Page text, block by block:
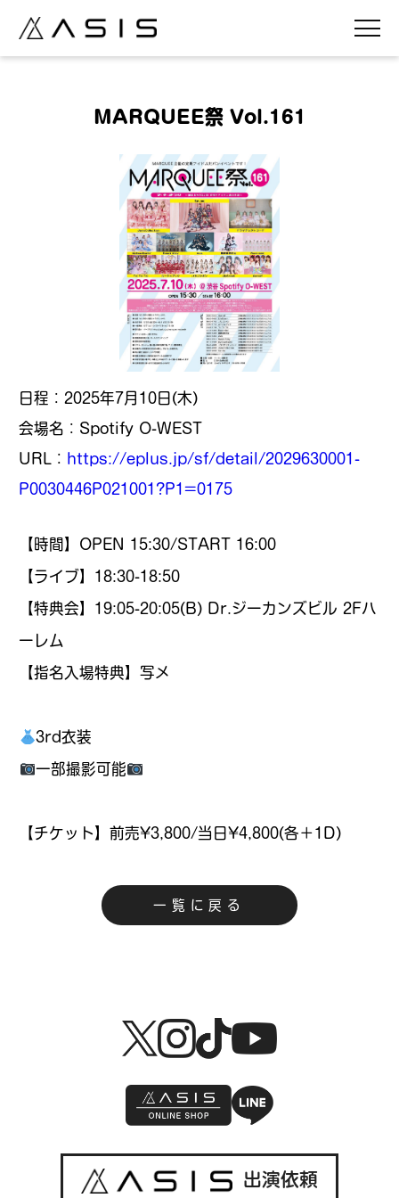
MARQUEE祭 Vol.161
日程：2025年7月10日(木)
会場名：Spotify O-WEST
URL： https://eplus.jp/sf/detail/2029630001-
P0030446P021001?P1=0175
【時間】OPEN 15:30/START 16:00
【ライブ】18:30-18:50
【特典会】19:05-20:05(B) Dr.ジーカンズビル 2Fハ
ーレム
【指名入場特典】写メ
3rd衣装
一部撮影可能
【チケット】前売¥3,800/当日¥4,800(各＋1D)
一覧に戻る
出演依頼